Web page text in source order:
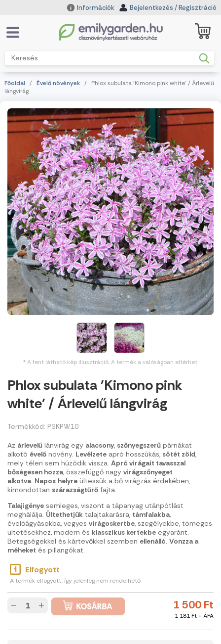
Információk Bejelentkezés /Regisztráció
Főoldal / Évelő növények / Phlox subulata 'Kimono pink white' / Árlevelű
lángvirág
* A fent látható kép illusztráció. A termék a valóságban eltérhet.
Phlox subulata 'Kimono pink
white' / Árlevelű lángvirág
Termékkód: PSKPW10
Az árlevelű lánvirág egy alacsony, szőnyegszerű párnákat
alkotó évelő növény. Levélzete apró hosszúkás, sötét zöld,
mely télen sem húzódik vissza. Apró virágait tavasszal
bőségesen hozza, összefüggő nagy virágszőnyeget
alkotva. Napos helyre ültessük a bő virágzás érdekében,
kimondottan szárazságtűrő fajta.
Talajigénye semleges, viszont a tápanyag utánpótlást
meghálálja. Ültethetjük talajtakarásra, támfalakba,
évelőágyásokba, vegyes virágoskertbe, szegélyekbe, tömeges
ültetésekhez, modern és klasszikus kertekbe egyaránt.
Betegségekkel és kártevőkkel szemben ellenálló. Vonzza a
méheket és pillangókat.
Elfogyott
A termék elfogyott, így jelenleg nem rendelhető
1 500 Ft
1 181 Ft + ÁFA
− +